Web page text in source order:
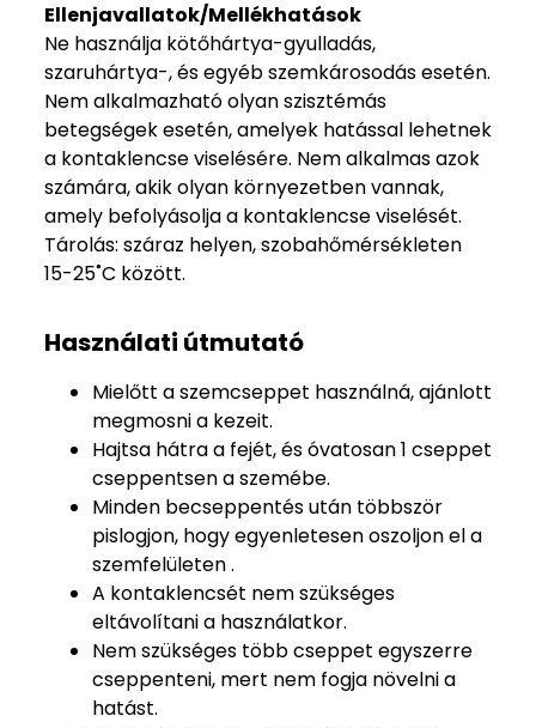
Ellenjavallatok/Mellékhatások
Ne használja kötőhártya-gyulladás,
szaruhártya-, és egyéb szemkárosodás esetén.
Nem alkalmazható olyan szisztémás
betegségek esetén, amelyek hatással lehetnek
a kontaklencse viselésére. Nem alkalmas azok
számára, akik olyan környezetben vannak,
amely befolyásolja a kontaklencse viselését.
Tárolás: száraz helyen, szobahőmérsékleten
15-25˚C között.
Használati útmutató
Mielőtt a szemcseppet használná, ajánlott
megmosni a kezeit.
Hajtsa hátra a fejét, és óvatosan 1 cseppet
cseppentsen a szemébe.
Minden becseppentés után többször
pislogjon, hogy egyenletesen oszoljon el a
szemfelületen .
A kontaklencsét nem szükséges
eltávolítani a használatkor.
Nem szükséges több cseppet egyszerre
cseppenteni, mert nem fogja növelni a
hatást.